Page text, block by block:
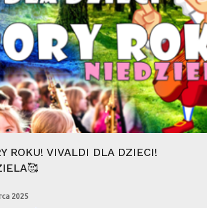
ROKU! VIVALDI DLA DZIECI!
2025